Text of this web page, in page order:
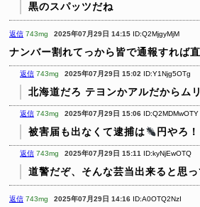
黒のスパッツだね
返信 743mg 2025年07月29日 14:15 ID:Q2MjgyMjM
ナンバー割れてっから皆で通報すれば
返信 743mg 2025年07月29日 15:02 ID:Y1Njg5OTg
北海道だろ テヨンかアルだからムリ
返信 743mg 2025年07月29日 15:06 ID:Q2MDMwOTY
被害届も出なくて逮捕は 円やろ！
返信 743mg 2025年07月29日 15:11 ID:kyNjEwOTQ
道警だぞ、そんな芸当出来ると思っ
返信 743mg 2025年07月29日 14:16 ID:A0OTQ2NzI